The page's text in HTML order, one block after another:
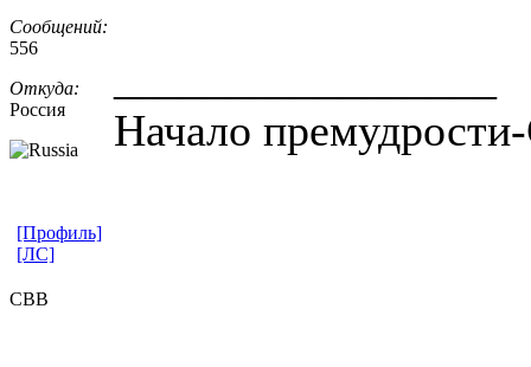
Сообщений:
556
Откуда:
Россия
Начало
[Профиль]
[ЛС]
СВВ